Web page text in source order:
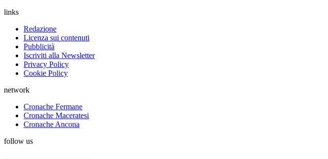
links
Redazione
Licenza sui contenuti
Pubblicità
Iscriviti alla Newsletter
Privacy Policy
Cookie Policy
network
Cronache Fermane
Cronache Maceratesi
Cronache Ancona
follow us